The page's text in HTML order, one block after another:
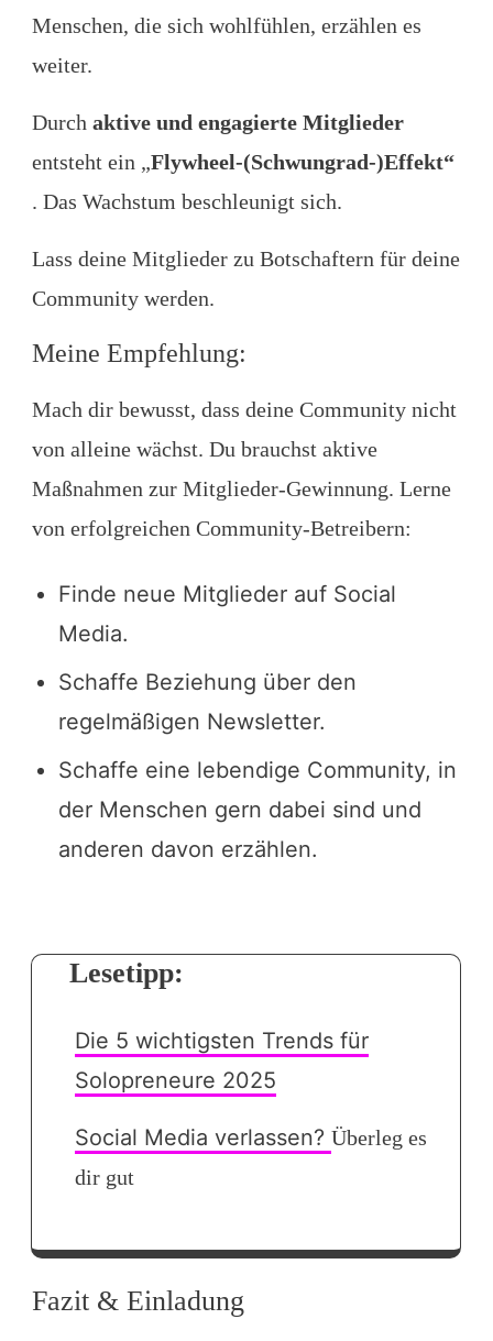
Menschen, die sich wohlfühlen, erzählen es
weiter.
Durch aktive und engagierte Mitglieder
entsteht ein „Flywheel-(Schwungrad-)Effekt“
. Das Wachstum beschleunigt sich.
Lass deine Mitglieder zu Botschaftern für deine
Community werden.
Meine Empfehlung:
Mach dir bewusst, dass deine Community nicht
von alleine wächst. Du brauchst aktive
Maßnahmen zur Mitglieder-Gewinnung. Lerne
von erfolgreichen Community-Betreibern:
Finde neue Mitglieder auf Social
Media.
Schaffe Beziehung über den
regelmäßigen Newsletter.
Schaffe eine lebendige Community, in
der Menschen gern dabei sind und
anderen davon erzählen.
Lesetipp:
Die 5 wichtigsten Trends für
Solopreneure 2025
Social Media verlassen? Überleg es
dir gut
Fazit & Einladung